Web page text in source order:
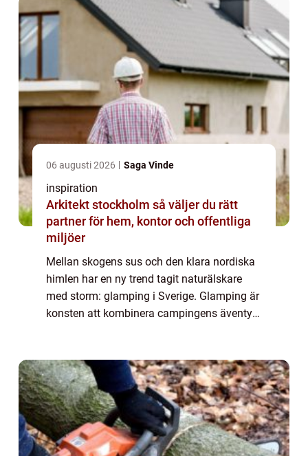
06 augusti 2026 Saga Vinde
inspiration
Arkitekt stockholm så väljer du rätt
partner för hem, kontor och offentliga
miljöer
Mellan skogens sus och den klara nordiska
himlen har en ny trend tagit naturälskare
med storm: glamping i Sverige. Glamping är
konsten att kombinera campingens äventyr